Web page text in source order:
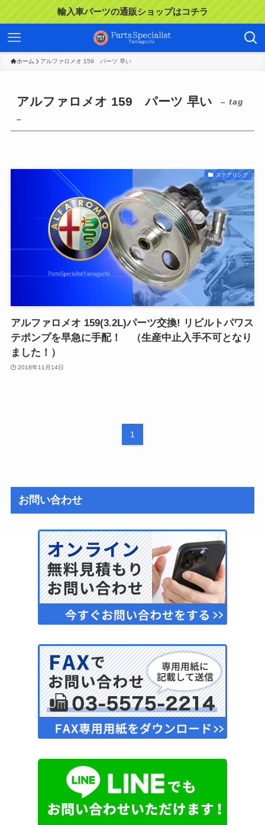
輸入車パーツの通販ショップはコチラ
ホーム アルファロメオ 159 パーツ 早い
アルファロメオ 159 パーツ 早い
– tag
–
ステアリング
アルファロメオ 159(3.2L)パーツ交換! リビルトパワス
テポンプを早急に手配！ （生産中止入手不可となり
ました！）
2018年11月14日
1
お問い合わせ